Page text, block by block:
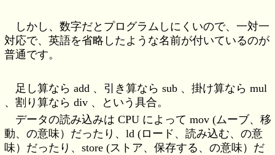
しかし、数字だとプログラムしにくいので、一対一
対応で、英語を省略したような名前が付いているのが
普通です。
足し算なら add 、引き算なら sub 、掛け算なら mul
、割り算なら div 、という具合。
データの読み込みは CPU によって mov (ムーブ、移
動、の意味）だったり、ld (ロード、読み込む、の意
味）だったり、store (ストア、保存する、の意味）だ